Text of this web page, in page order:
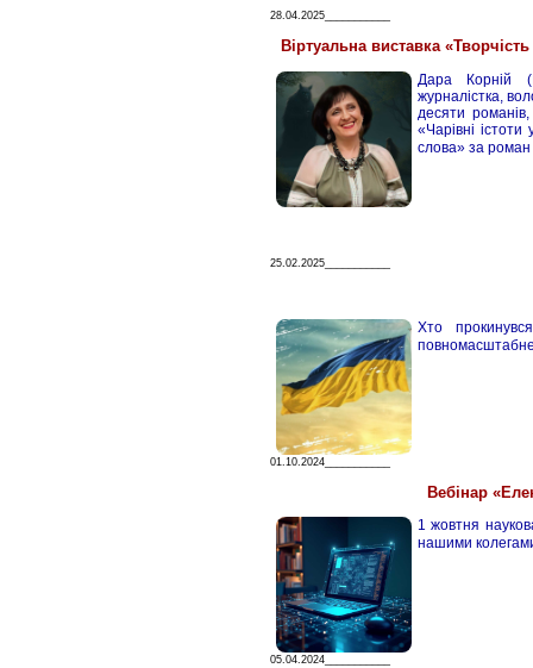
28.04.2025___________
Віртуальна виставка
Дара Корній
журналістка,
десяти
«Чарівні
слова» за
25.02.2025___________
Хто
01.10.2024___________
Вебінар
1 жовтня
нашими
05.04.2024___________